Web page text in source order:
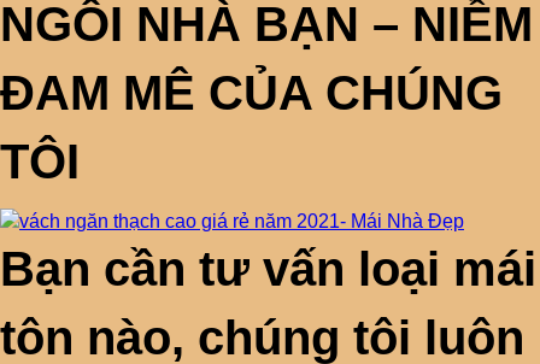
NGÔI NHÀ BẠN – NIỀM
ĐAM MÊ CỦA CHÚNG
TÔI
Bạn cần tư vấn loại mái
tôn nào, chúng tôi luôn